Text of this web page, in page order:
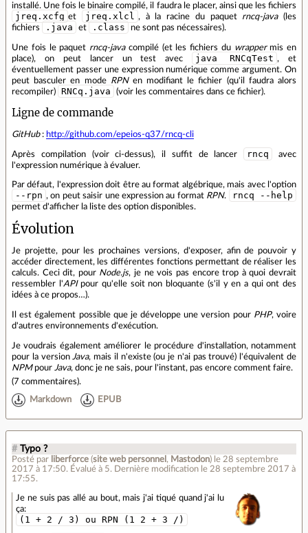
installé. Une fois le binaire compilé, il faudra le placer, ainsi que les fichiers
jreq.xcfg et jreq.xlcl , à la racine du paquet rncq-java(les
fichiers
.java et .class ne sont pas nécessaires).
Une fois le paquet rncq-javacompilé (et les fichiers du wrappermis en
place), on peut lancer un test avec
java RNCqTest , et
éventuellement passer une expression numérique comme argument. On
peut basculer en mode RPNen modifiant le fichier (qu'il faudra alors
recompiler)
RNCq.java (voir les commentaires dans ce fichier).
Ligne de commande
GitHub: http://github.com/epeios-q37/rncq-cli
Après compilation (voir ci-dessus), il suffit de lancer rncq
avec
l'expression numérique à évaluer.
Par défaut, l'expression doit être au format algébrique, mais avec l'option
--rpn , on peut saisir une expression au format RPN. rncq --help
permet d'afficher la liste des option disponibles.
Évolution
Je projette, pour les prochaines versions, d'exposer, afin de pouvoir y
accéder directement, les différentes fonctions permettant de réaliser les
calculs. Ceci dit, pour Node.js, je ne vois pas encore trop à quoi devrait
ressembler l'APIpour qu'elle soit non bloquante (s'il y en a qui ont des
idées à ce propos…).
Il est également possible que je développe une version pour PHP, voire
d'autres environnements d'exécution.
Je voudrais également améliorer le procédure d'installation, notamment
pour la version Java, mais il n'existe (ou je n'ai pas trouvé) l'équivalent de
NPMpour Java, donc je ne sais, pour l'instant, pas encore comment faire.
(7 commentaires).
Markdown EPUB
# Typo ?
Posté par liberforce (site web personnel , Mastodon) le 28 septembre
2017 à 17:50. Évalué à 5. Dernière modification le 28 septembre 2017 à
17:55.
Je ne suis pas allé au bout, mais j'ai tiqué quand j'ai lu
ça:
(1 + 2 / 3) ou RPN (1 2 + 3 /)